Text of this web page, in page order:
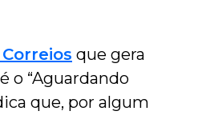
que gera
o “Aguardando
que, por algum